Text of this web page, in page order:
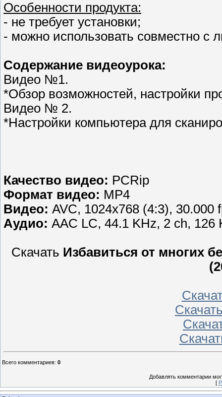
Особенности продукта:
- не требует установки;
- можно использовать совместно с
Содержание видеоурока:
Видео №1.
*Обзор возможностей, настройки
Видео № 2.
*Настройки компьютера для
Качество видео: PCRip
Формат видео: MP4
Видео: AVC, 1024x768 (4:3), 30.000
Аудио: AAC LC, 44.1 KHz, 2 ch, 126
Скачать Избавиться от многих
Всего комментариев: 0
Добавлять комментарии
[